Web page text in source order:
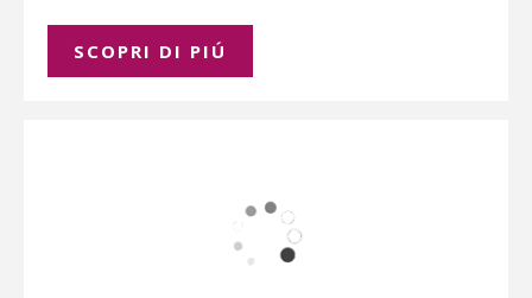
SCOPRI DI PIÚ